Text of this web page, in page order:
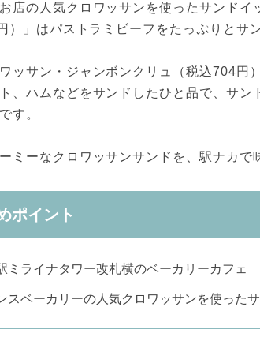
店の人気クロワッサンを使ったサンドイ
）」はパストラミビーフをたっぷりとサ
ッサン・ジャンボンクリュ（税込704円
、ハムなどをサンドしたひと品で、サ
す。
ミーなクロワッサンサンドを、駅ナカで
ポイント
ミライナタワー改札横のベーカリーカフェ
スベーカリーの人気クロワッサンを使った